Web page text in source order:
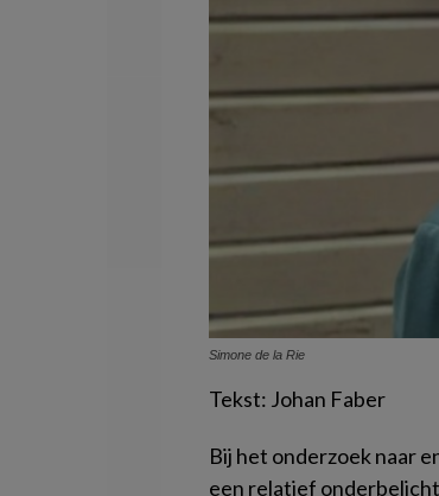
Simone de la Rie
Tekst: Johan Faber
Bij het onderzoek naar
een relatief